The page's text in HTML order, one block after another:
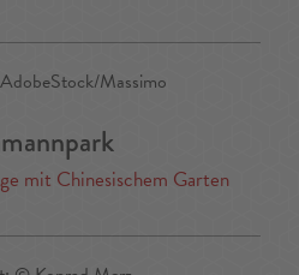
mit Chinesischem Garten